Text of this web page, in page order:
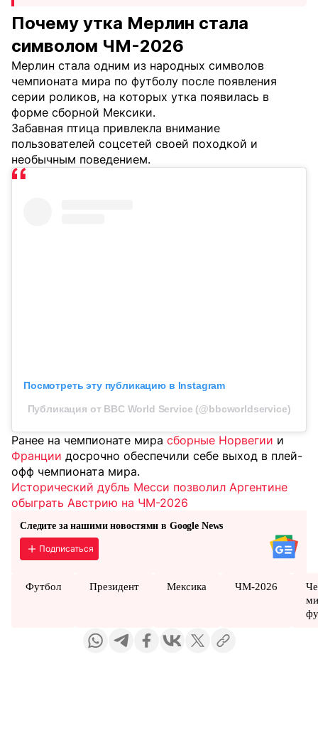
Почему утка Мерлин стала
символом ЧМ-2026
Мерлин стала одним из народных символов
чемпионата мира по футболу после появления
серии роликов, на которых утка появилась в
форме сборной Мексики.
Забавная птица привлекла внимание
пользователей соцсетей своей походкой и
необычным поведением.
Посмотреть эту публикацию в Instagram
Публикация от BBC World Service (@bbcworldservice)
Ранее на чемпионате мира сборные Норвегии и
Франции досрочно обеспечили себе выход в плей-
офф чемпионата мира.
Исторический дубль Месси позволил Аргентине
обыграть Австрию на ЧМ-2026
Следите за нашими новостями в Google News
Подписаться
Футбол Президент Мексика ЧМ-2026